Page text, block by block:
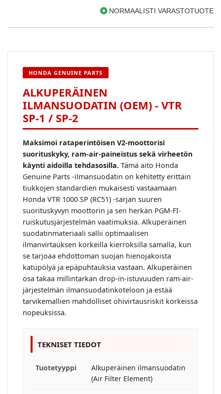
NORMAALISTI VARASTOTUOTE
HONDA GENUINE PARTS
ALKUPERÄINEN
ILMANSUODATIN (OEM) - VTR
SP-1 / SP-2
Maksimoi rataperintöisen V2-moottorisi
suorituskyky, ram-air-paineistus sekä virheetön
käynti aidoilla tehdasosilla. Tämä aito Honda
Genuine Parts -ilmansuodatin on kehitetty erittäin
tiukkojen standardien mukaisesti vastaamaan
Honda VTR 1000 SP (RC51) -sarjan suuren
suorituskyvyn moottorin ja sen herkän PGM-FI-
ruiskutusjärjestelmän vaatimuksia. Alkuperäinen
suodatinmateriaali sallii optimaalisen
ilmanvirtauksen korkeilla kierroksilla samalla, kun
se tarjoaa ehdottoman suojan hienojakoista
katupölyä ja epäpuhtauksia vastaan. Alkuperäinen
osa takaa millintarkan drop-in-istuvuuden ram-air-
järjestelmän ilmansuodatinkoteloon ja estää
tarvikemallien mahdolliset ohivirtausriskit korkeissa
nopeuksissa.
TEKNISET TIEDOT
Tuotetyyppi
Alkuperäinen ilmansuodatin
(Air Filter Element)